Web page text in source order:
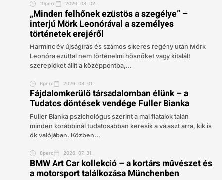
10perc 2026. 08. 02.
„Minden felhőnek ezüstös a szegélye” –
interjú Mörk Leonórával a személyes
történetek erejéről
Harminc év újságírás és számos sikeres regény után Mörk
Leonóra ezúttal nem történelmi hősnőket vagy kitalált
szereplőket állít a középpontba,...
6perc 2026. 08. 01.
Fájdalomkerülő társadalomban élünk – a
Tudatos döntések vendége Fuller Bianka
Fuller Bianka pszichológus szerint a mai fiatalok talán
minden korábbinál tudatosabban keresik a választ arra, kik is
ők valójában. Közben...
8perc 2026. 07. 31.
BMW Art Car kollekció – a kortárs művészet és
a motorsport találkozása Münchenben